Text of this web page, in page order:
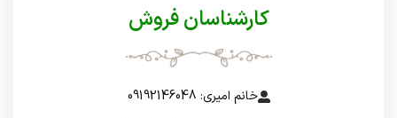
کارشناسان فروش
خانم امیری: 09192146048